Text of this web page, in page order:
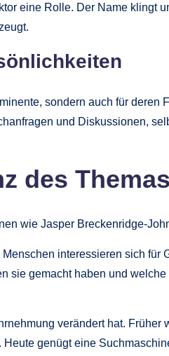
eine Rolle. Der Name klingt
sondern auch für deren
und Diskussionen,
des Themas
wie Jasper Breckenridge-
interessieren sich für
sie gemacht haben und
verändert hat. Früher
genügt eine